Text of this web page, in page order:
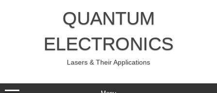
QUANTUM
ELECTRONICS
Lasers & Their Applications